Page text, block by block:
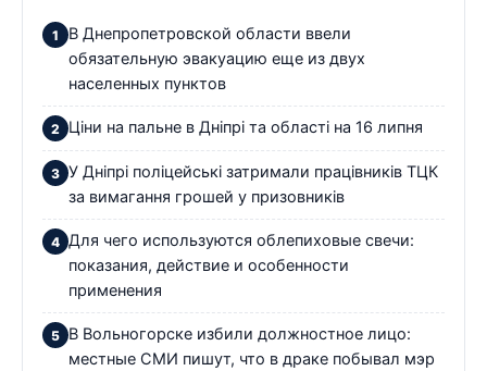
В Днепропетровской области ввели
обязательную эвакуацию еще из двух
населенных пунктов
Ціни на пальне в Дніпрі та області на 16 липня
У Дніпрі поліцейські затримали працівників ТЦК
за вимагання грошей у призовників
Для чего используются облепиховые свечи:
показания, действие и особенности
применения
В Вольногорске избили должностное лицо:
местные СМИ пишут, что в драке побывал мэр